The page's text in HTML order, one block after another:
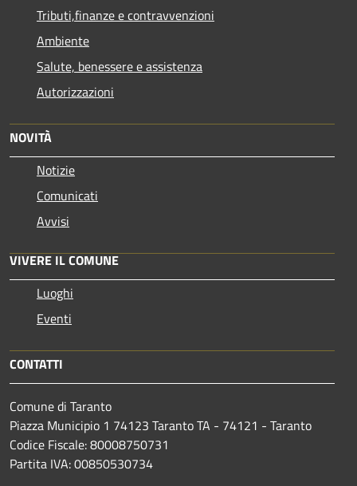
Tributi,finanze e contravvenzioni
Ambiente
Salute, benessere e assistenza
Autorizzazioni
NOVITÀ
Notizie
Comunicati
Avvisi
VIVERE IL COMUNE
Luoghi
Eventi
CONTATTI
Comune di Taranto
Piazza Municipio 1 74123 Taranto TA - 74121 - Taranto
Codice Fiscale: 80008750731
Partita IVA: 00850530734